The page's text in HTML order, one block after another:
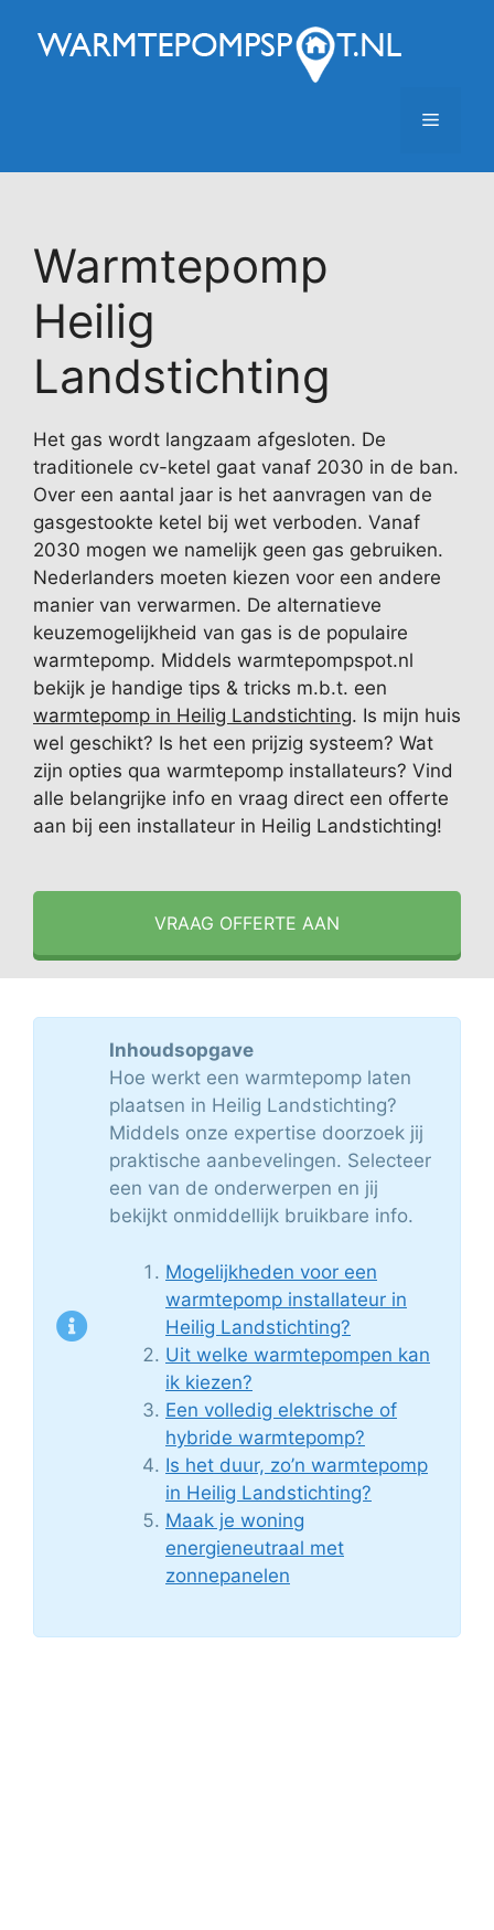
naar
Menu
Warmtepomp
Heilig
Landstichting
Het gas wordt langzaam afgesloten. De
traditionele cv-ketel gaat vanaf 2030 in de ban.
Over een aantal jaar is het aanvragen van de
gasgestookte ketel bij wet verboden. Vanaf
2030 mogen we namelijk geen gas gebruiken.
Nederlanders moeten kiezen voor een andere
manier van verwarmen. De alternatieve
keuzemogelijkheid van gas is de populaire
warmtepomp. Middels warmtepompspot.nl
bekijk je handige tips & tricks m.b.t. een
warmtepomp in Heilig Landstichting. Is mijn huis
wel geschikt? Is het een prijzig systeem? Wat
zijn opties qua warmtepomp installateurs? Vind
alle belangrijke info en vraag direct een offerte
aan bij een installateur in Heilig Landstichting!
VRAAG OFFERTE AAN
Inhoudsopgave
Hoe werkt een warmtepomp laten
plaatsen in Heilig Landstichting?
Middels onze expertise doorzoek jij
praktische aanbevelingen. Selecteer
een van de onderwerpen en jij
bekijkt onmiddellijk bruikbare info.
Mogelijkheden voor een
warmtepomp installateur in
Heilig Landstichting?
Uit welke warmtepompen kan
ik kiezen?
Een volledig elektrische of
hybride warmtepomp?
Is het duur, zo’n warmtepomp
in Heilig Landstichting?
Maak je woning
energieneutraal met
zonnepanelen